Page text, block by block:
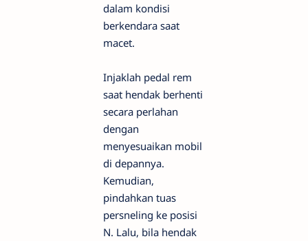
dalam kondisi
berkendara saat
macet.
Injaklah pedal rem
saat hendak berhenti
secara perlahan
dengan
menyesuaikan mobil
di depannya.
Kemudian,
pindahkan tuas
persneling ke posisi
N. Lalu, bila hendak